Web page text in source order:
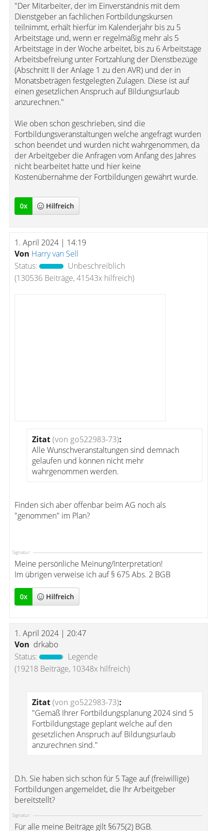
"Der Mitarbeiter, der im Einverständnis mit dem
Dienstgeber an fachlichen Fortbildungskursen
teilnimmt, erhält hierfür im Kalenderjahr bis zu 5
Arbeitstage und, wenn er regelmäßig mehr als 5
Arbeitstage in der Woche arbeitet, bis zu 6 Arbeitstage
Arbeitsbefreiung unter Fortzahlung der Dienstbezüge
(Abschnitt II der Anlage 1 zu den AVR) und der in
Monatsbeträgen festgelegten Zulagen. Diese ist auf
einen gesetzlichen Anspruch auf Bildungsurlaub
anzurechnen."
Wie oben schon geschrieben, sind die
Fortbildungsveranstaltungen welche angefragt wurden
schon beendet und wurden nicht wahrgenommen, da
der Arbeitgeber die Anfragen vom Anfang des Jahres
nicht bearbeitet hatte und hier keine
Kostenübernahme der Fortbildungen gewährt wurde.
0x Hilfreich
1. April 2024 | 14:19
Von Harry van Sell
Status:
Unbeschreiblich
(130536 Beiträge, 41543x hilfreich)
Zitat(von go522983-73):
Alle Wunschveranstaltungen sind demnach
gelaufen und können nicht mehr
wahrgenommen werden.
Finden sich aber offenbar beim AG noch als
"genommen" im Plan?
Signatur:
Meine persönliche Meinung/Interpretation!
Im übrigen verweise ich auf § 675 Abs. 2 BGB
0x Hilfreich
1. April 2024 | 20:47
Von drkabo
Status:
Legende
(19218 Beiträge, 10348x hilfreich)
Zitat(von go522983-73):
"Gemäß Ihrer Fortbildungsplanung 2024 sind 5
Fortbildungstage geplant welche auf den
gesetzlichen Anspruch auf Bildungsurlaub
anzurechnen sind."
D.h. Sie haben sich schon für 5 Tage auf (freiwillige)
Fortbildungen angemeldet, die Ihr Arbeitgeber
bereitstellt?
Signatur:
Für alle meine Beiträge gilt §675(2) BGB.